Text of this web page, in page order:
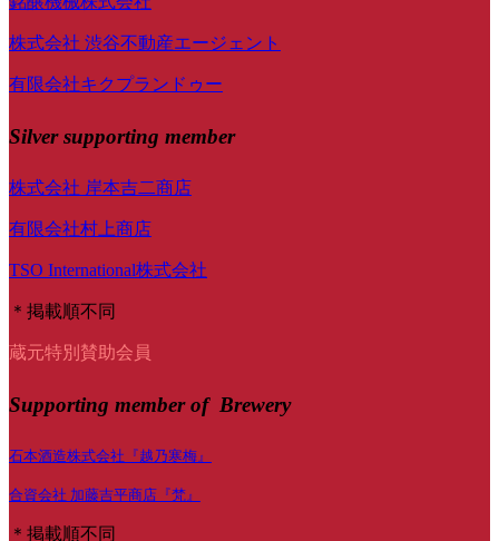
株式会社 渋谷不動産エージェント
有限会社キクプランドゥー
Silver supporting member
株式会社 岸本吉二商店
有限会社村上商店
TSO International株式会社
＊掲載順不同
蔵元特別賛助会員
Supporting member of Brewery
石本酒造株式会社『越乃寒梅』
合資会社 加藤吉平商店『梵』
＊掲載順不同